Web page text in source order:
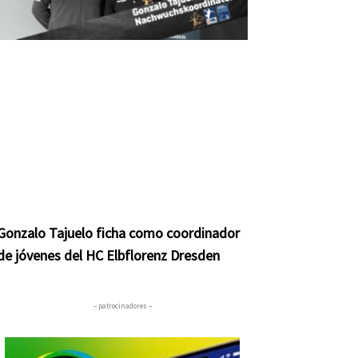
Tajuelo ficha como coordinador
jóvenes del HC Elbflorenz Dresden
– patrocinadores –